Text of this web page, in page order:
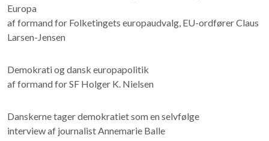
Europa
af formand for Folketingets europaudvalg, EU-ordfører Claus
Larsen-Jensen
Demokrati og dansk europapolitik
af formand for SF Holger K. Nielsen
Danskerne tager demokratiet som en selvfølge
interview af journalist Annemarie Balle